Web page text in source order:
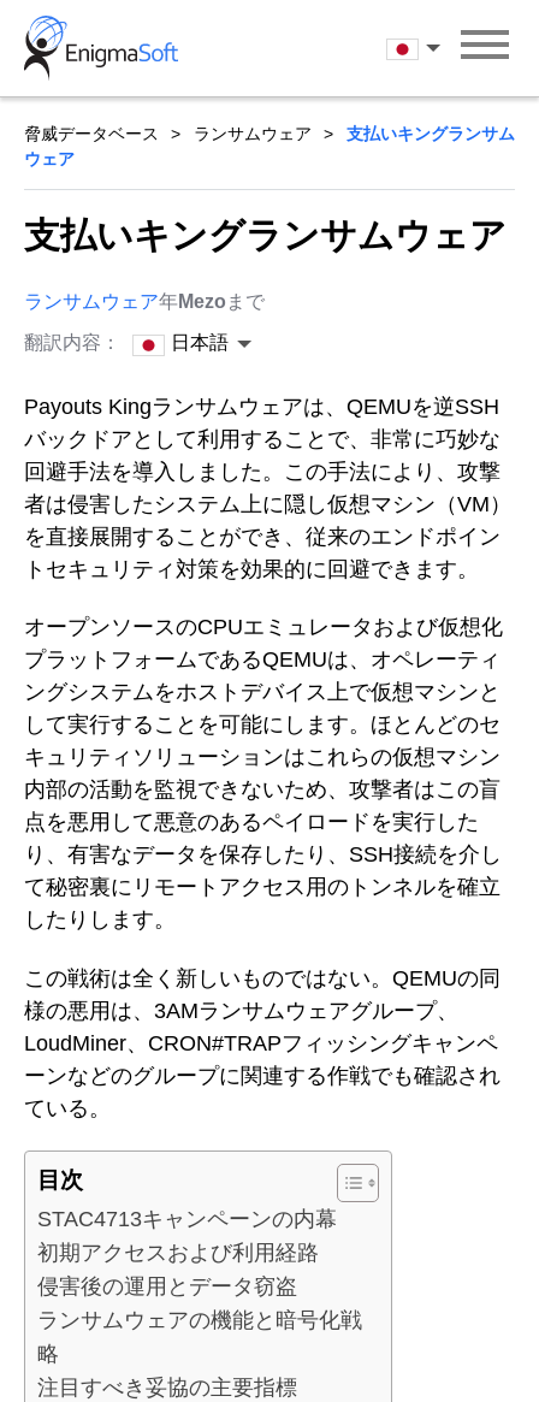
Skip
content
日本語
脅威データベース ランサムウェア
支払いキングランサム
ウェア
支払いキングランサムウェア
ランサムウェア年Mezo まで
翻訳内容：
日本語
Payouts Kingランサムウェアは、QEMUを逆SSH
バックドアとして利用することで、非常に巧妙な
回避手法を導入しました。この手法により、攻撃
者は侵害したシステム上に隠し仮想マシン（VM）
を直接展開することができ、従来のエンドポイン
トセキュリティ対策を効果的に回避できます。
オープンソースのCPUエミュレータおよび仮想化
プラットフォームであるQEMUは、オペレーティ
ングシステムをホストデバイス上で仮想マシンと
して実行することを可能にします。ほとんどのセ
キュリティソリューションはこれらの仮想マシン
内部の活動を監視できないため、攻撃者はこの盲
点を悪用して悪意のあるペイロードを実行した
り、有害なデータを保存したり、SSH接続を介し
て秘密裏にリモートアクセス用のトンネルを確立
したりします。
この戦術は全く新しいものではない。QEMUの同
様の悪用は、3AMランサムウェアグループ、
LoudMiner、CRON#TRAPフィッシングキャンペ
ーンなどのグループに関連する作戦でも確認され
ている。
目次
STAC4713キャンペーンの内幕
初期アクセスおよび利用経路
侵害後の運用とデータ窃盗
ランサムウェアの機能と暗号化戦
略
注目すべき妥協の主要指標